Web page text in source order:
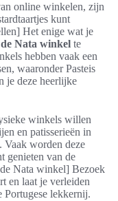
online winkelen, zijn
kunt
Het enige wat je
de Nata winkel te
hebben vaak een
waaronder Pasteis
je deze heerlijke
winkels willen
en patisserieën in
Vaak worden deze
genieten van de
Nata winkel] Bezoek
en laat je verleiden
Portugese lekkernij.